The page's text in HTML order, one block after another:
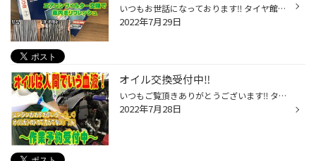
いつもお世話になっております‼️ タイヤ館北見デス(^○^) もう7月末ということで暑さが増してきましたね(°_°) エアコン使用頻度も増えてきたと思います。 そこで肝心なのがエアコンフィルター‼️ 汚れていると風量低下や臭いの原因になるので定期的な交換がオススメ(*´∀｀*) エアコンフィルターの交換...
2022年7月29日
オイル交換受付中‼️
いつもご覧頂きありがとうございます‼️ タイヤ館北見ですヽ(^o^) 皆様オイル交換は定期的な交換していますか(・・?) オイルの交換目安は半年です！ 交換時期の方、交換時期間近の方へ 是非当店でオイル交換しませんか？ いつ交換したわからない方へ 当店ではオイルの無料点検も行っております◎ 当店...
2022年7月28日